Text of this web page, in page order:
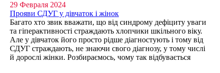
29 Февраля 2024
Прояви СДУГ у дівчаток і жінок
Багато хто звик вважати, що від синдрому дефіциту уваги
та гіперактивності страждають хлопчики шкільного віку.
Але у дівчаток його просто рідше діагностують і тому від
СДУГ страждають, не знаючи свого діагнозу, у тому числі
й дорослі жінки. Розбираємось, чому так відбувається